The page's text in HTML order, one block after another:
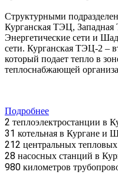
Структурными
Курганская ТЭЦ,
Энергетические сети и
сети. Курганская ТЭЦ-2 –
который подает тепло в
теплоснабжающей
Подробнее
2 теплоэлектростанции в
31 котельная в Кургане и
212 центральных
28 насосных станций в
980 километров